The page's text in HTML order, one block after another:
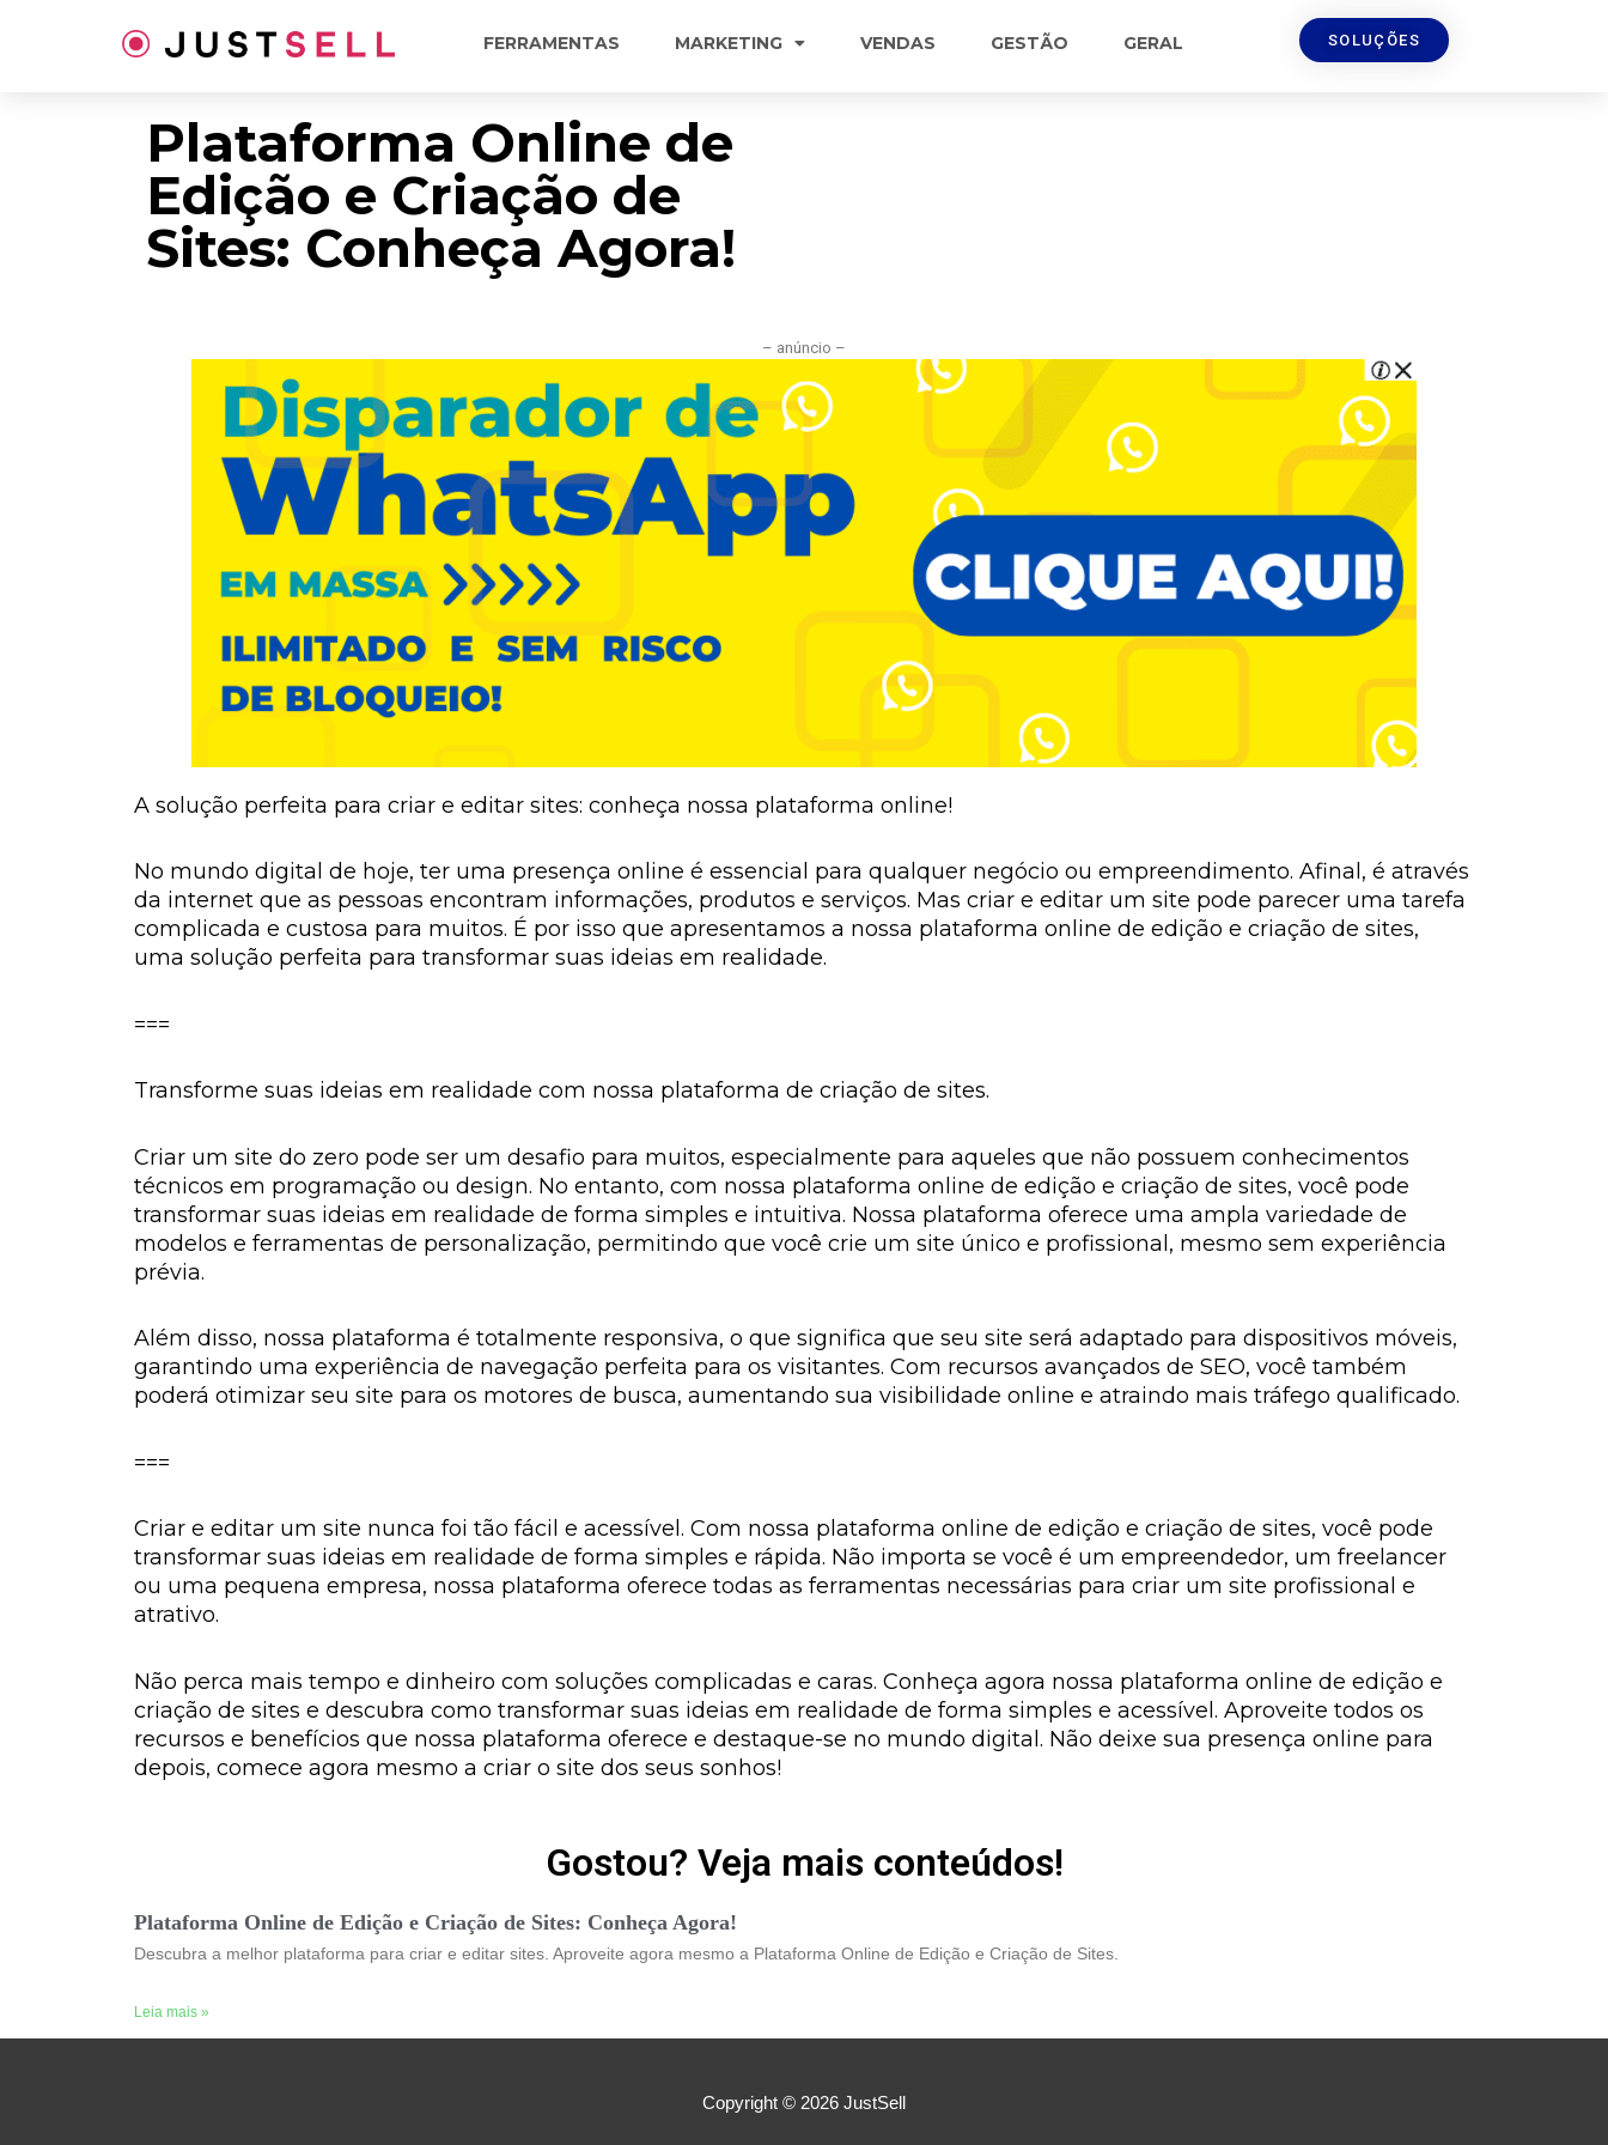
FERRAMENTAS MARKETING VENDAS GESTÃO GERAL SOLUÇÕES
Plataforma Online de
Edição e Criação de
Sites: Conheça Agora!
– anúncio –
A solução perfeita para criar e editar sites: conheça nossa plataforma online!
No mundo digital de hoje, ter uma presença online é essencial para qualquer negócio ou empreendimento. Afinal, é através
da internet que as pessoas encontram informações, produtos e serviços. Mas criar e editar um site pode parecer uma tarefa
complicada e custosa para muitos. É por isso que apresentamos a nossa plataforma online de edição e criação de sites,
uma solução perfeita para transformar suas ideias em realidade.
===
Transforme suas ideias em realidade com nossa plataforma de criação de sites.
Criar um site do zero pode ser um desafio para muitos, especialmente para aqueles que não possuem conhecimentos
técnicos em programação ou design. No entanto, com nossa plataforma online de edição e criação de sites, você pode
transformar suas ideias em realidade de forma simples e intuitiva. Nossa plataforma oferece uma ampla variedade de
modelos e ferramentas de personalização, permitindo que você crie um site único e profissional, mesmo sem experiência
prévia.
Além disso, nossa plataforma é totalmente responsiva, o que significa que seu site será adaptado para dispositivos móveis,
garantindo uma experiência de navegação perfeita para os visitantes. Com recursos avançados de SEO, você também
poderá otimizar seu site para os motores de busca, aumentando sua visibilidade online e atraindo mais tráfego qualificado.
===
Criar e editar um site nunca foi tão fácil e acessível. Com nossa plataforma online de edição e criação de sites, você pode
transformar suas ideias em realidade de forma simples e rápida. Não importa se você é um empreendedor, um freelancer
ou uma pequena empresa, nossa plataforma oferece todas as ferramentas necessárias para criar um site profissional e
atrativo.
Não perca mais tempo e dinheiro com soluções complicadas e caras. Conheça agora nossa plataforma online de edição e
criação de sites e descubra como transformar suas ideias em realidade de forma simples e acessível. Aproveite todos os
recursos e benefícios que nossa plataforma oferece e destaque-se no mundo digital. Não deixe sua presença online para
depois, comece agora mesmo a criar o site dos seus sonhos!
Gostou? Veja mais conteúdos!
Plataforma Online de Edição e Criação de Sites: Conheça Agora!
Descubra a melhor plataforma para criar e editar sites. Aproveite agora mesmo a Plataforma Online de Edição e Criação de Sites.
Leia mais »
Copyright © 2026 JustSell